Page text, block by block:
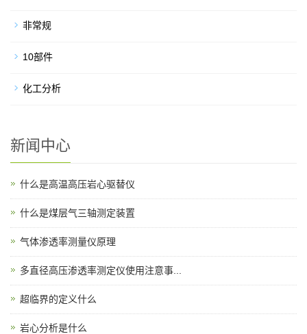
非常规
10部件
化工分析
新闻中心
什么是高温高压岩心驱替仪
什么是煤层气三轴测定装置
气体渗透率测量仪原理
多直径高压渗透率测定仪使用注意事...
超临界的定义什么
岩心分析是什么